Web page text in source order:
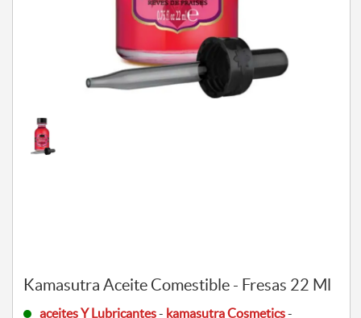
Kamasutra Aceite Comestible - Fresas 22 Ml
aceites Y Lubricantes- kamasutra Cosmetics-